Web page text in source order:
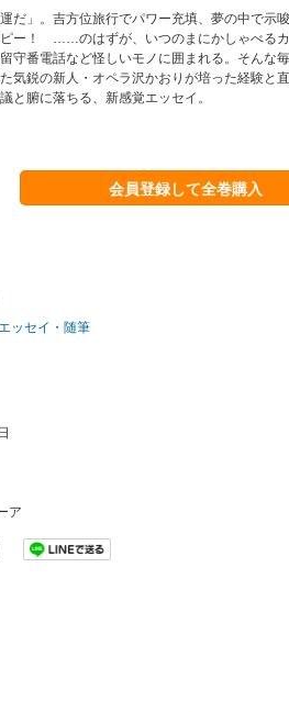
運だ」。吉方位旅行でパワー充填、夢の中で示
ー！ ……のはずが、いつのまにかしゃべるカ
守番電話など怪しいモノに囲まれる。そんな
気鋭の新人・オペラ沢かおりが培った経験と
と腑に落ちる、新感覚エッセイ。
会員登録して全巻購入
ッセイ・随筆
ア